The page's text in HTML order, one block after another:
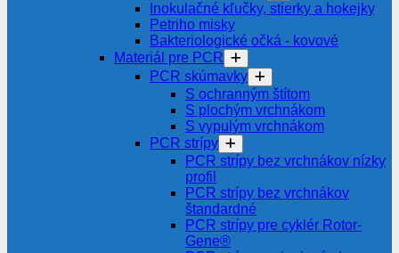
Inokulačné kľučky, stierky a hokejky
Petriho misky
Bakteriologické očká - kovové
Materiál pre PCR
PCR skúmavky
S ochranným štítom
S plochým vrchnákom
S vypulým vrchnákom
PCR strípy
PCR strípy bez vrchnákov nízky
profil
PCR strípy bez vrchnákov
štandardné
PCR strípy pre cyklér Rotor-
Gene®